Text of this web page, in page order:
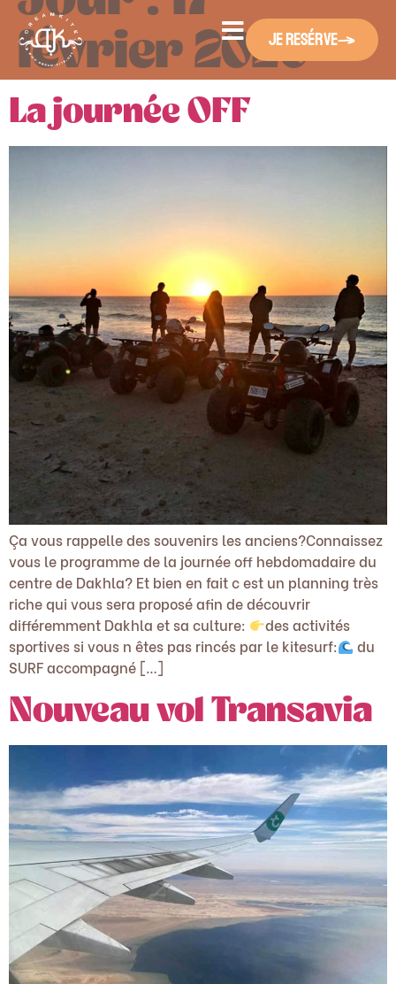
Je resérve
février 2020
La journée OFF
Ça vous rappelle des souvenirs les anciens?Connaissez
vous le programme de la journée off hebdomadaire du
centre de Dakhla? Et bien en fait c est un planning très
riche qui vous sera proposé afin de découvrir
différemment Dakhla et sa culture:
des activités
sportives si vous n êtes pas rincés par le kitesurf:
du
SURF accompagné […]
Nouveau vol Transavia